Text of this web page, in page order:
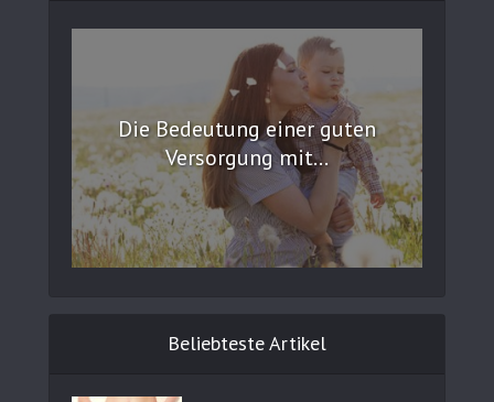
Die Bedeutung einer guten
Versorgung mit...
Beliebteste Artikel